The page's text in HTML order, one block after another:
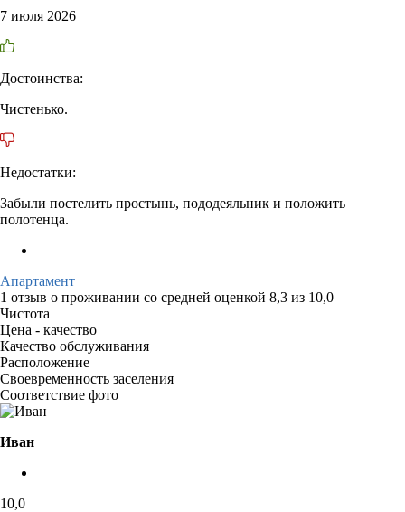
7 июля 2026
Достоинства:
Чистенько.
Недостатки:
Забыли постелить простынь, пододеяльник и положить
полотенца.
Апартамент
1 отзыв о проживании со средней оценкой 8,3 из 10,0
Чистота
Цена - качество
Качество обслуживания
Расположение
Своевременность заселения
Соответствие фото
Иван
10,0